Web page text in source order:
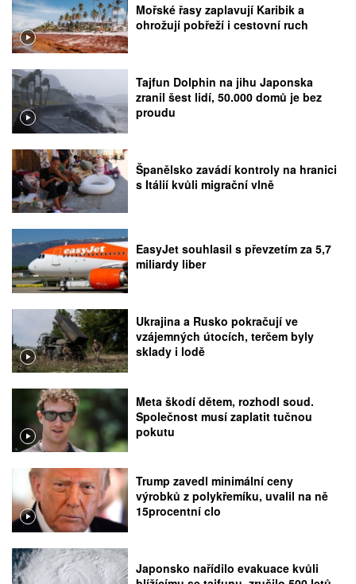
Mořské řasy zaplavují Karibik a
ohrožují pobřeží i cestovní ruch
Tajfun Dolphin na jihu Japonska
zranil šest lidí, 50.000 domů je bez
proudu
Španělsko zavádí kontroly na hranici
s Itálií kvůli migrační vlně
EasyJet souhlasil s převzetím za 5,7
miliardy liber
Ukrajina a Rusko pokračují ve
vzájemných útocích, terčem byly
sklady i lodě
Meta škodí dětem, rozhodl soud.
Společnost musí zaplatit tučnou
pokutu
Trump zavedl minimální ceny
výrobků z polykřemíku, uvalil na ně
15procentní clo
Japonsko nařídilo evakuace kvůli